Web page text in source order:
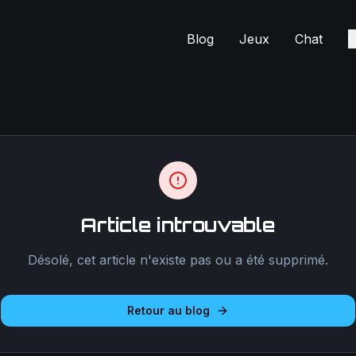
Blog Jeux Chat
Article introuvable
Désolé, cet article n'existe pas ou a été supprimé.
Retour au blog